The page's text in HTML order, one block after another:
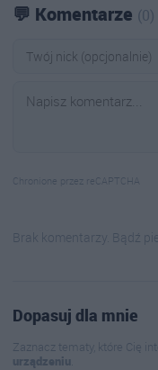
💬 Komentarze (0)
Chronione przez reCAPTCHA
Brak komentarzy. Bądź
Dopasuj dla mnie
Zaznacz tematy, które Cię
urządzeniu.